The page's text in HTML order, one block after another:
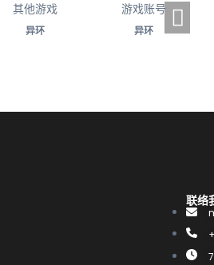
游戏 游戏账号
联络